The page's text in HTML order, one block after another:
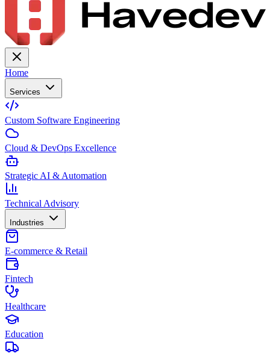
Home
Services
Custom Software Engineering
Cloud & DevOps Excellence
Strategic AI & Automation
Technical Advisory
Industries
E-commerce & Retail
Fintech
Healthcare
Education